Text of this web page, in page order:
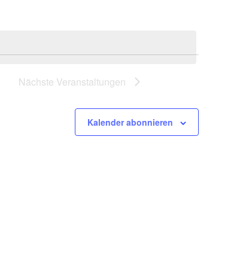
Nächste Veranstaltungen
Kalender abonnieren